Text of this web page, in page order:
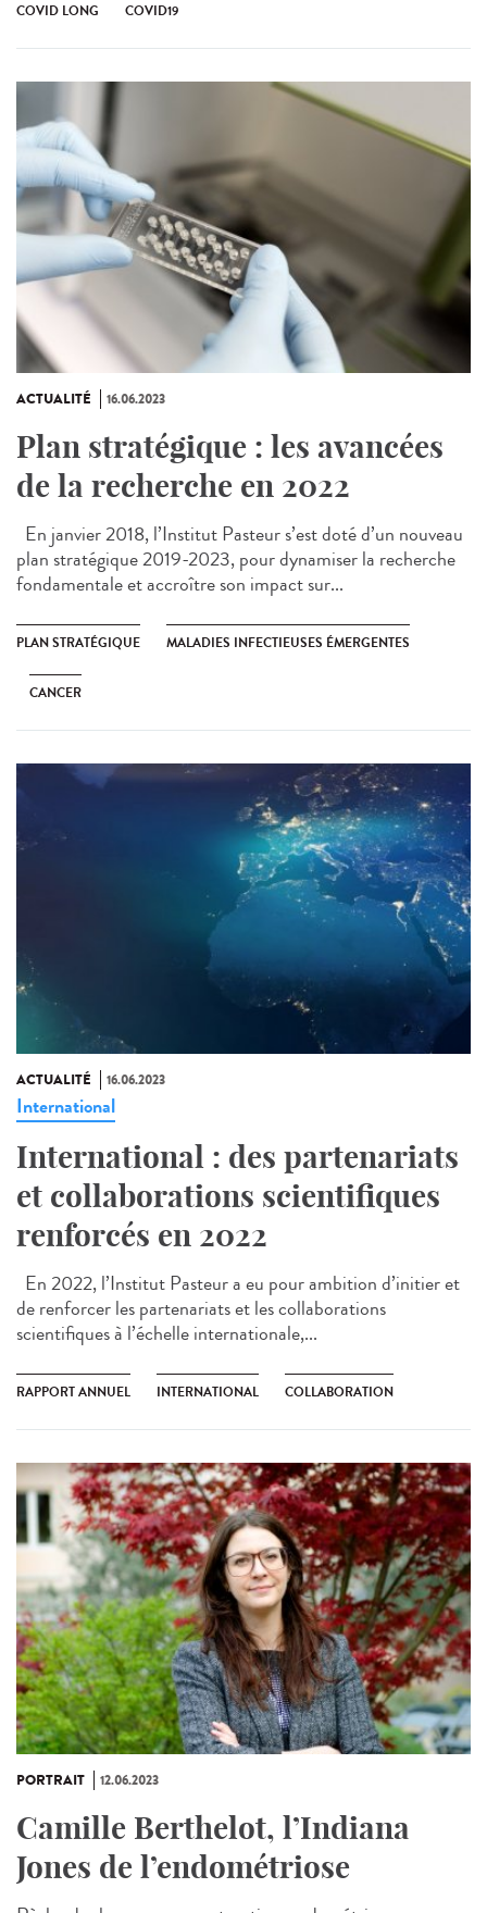
COVID LONG COVID19
ACTUALITÉ 16.06.2023
Plan stratégique : les avancées
de la recherche en 2022
En janvier 2018, l’Institut Pasteur s’est doté d’un nouveau
plan stratégique 2019-2023, pour dynamiser la recherche
fondamentale et accroître son impact sur...
PLAN STRATÉGIQUE MALADIES INFECTIEUSES ÉMERGENTES
CANCER
ACTUALITÉ 16.06.2023
International
International : des partenariats
et collaborations scientifiques
renforcés en 2022
En 2022, l’Institut Pasteur a eu pour ambition d’initier et
de renforcer les partenariats et les collaborations
scientifiques à l’échelle internationale,...
RAPPORT ANNUEL INTERNATIONAL COLLABORATION
PORTRAIT 12.06.2023
Camille Berthelot, l’Indiana
Jones de l’endométriose